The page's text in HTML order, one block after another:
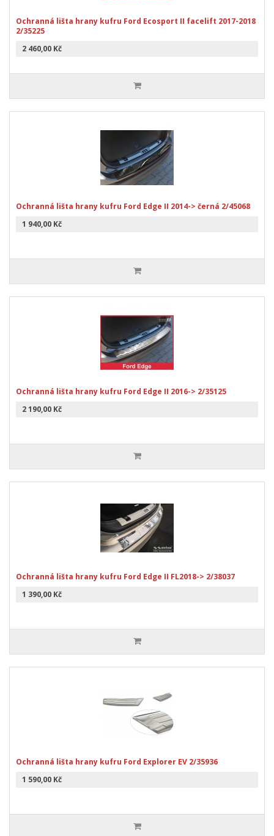
Ochranná lišta hrany kufru Ford Ecosport II facelift 2017-2018
2/35225
2 460,00 Kč
Ochranná lišta hrany kufru Ford Edge II 2014-> černá 2/45068
1 940,00 Kč
Ochranná lišta hrany kufru Ford Edge II 2016-> 2/35125
2 190,00 Kč
Ochranná lišta hrany kufru Ford Edge II FL2018-> 2/38037
1 390,00 Kč
Ochranná lišta hrany kufru Ford Explorer EV 2/35936
1 590,00 Kč